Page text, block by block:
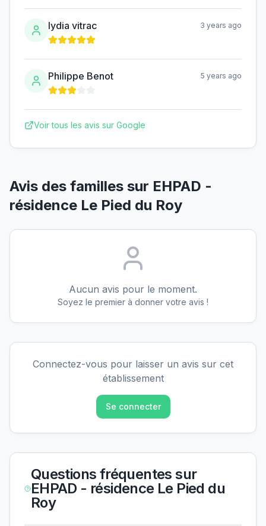
lydia vitrac 3 years ago
Philippe Benot 5 years ago
Voir tous les avis sur Google
Avis des familles sur EHPAD -
résidence Le Pied du Roy
Aucun avis pour le moment.
Soyez le premier à donner votre avis !
Connectez-vous pour laisser un avis sur cet
établissement
Se connecter
Questions fréquentes sur
EHPAD - résidence Le Pied du
Roy